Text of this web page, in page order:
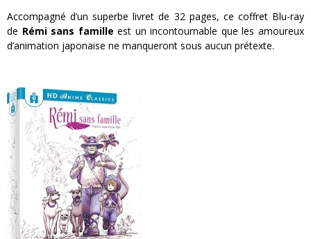
Accompagné d’un superbe livret de 32 pages, ce coffret Blu-ray
de Rémi sans famille est un incontournable que les amoureux
d’animation japonaise ne manqueront sous aucun prétexte.